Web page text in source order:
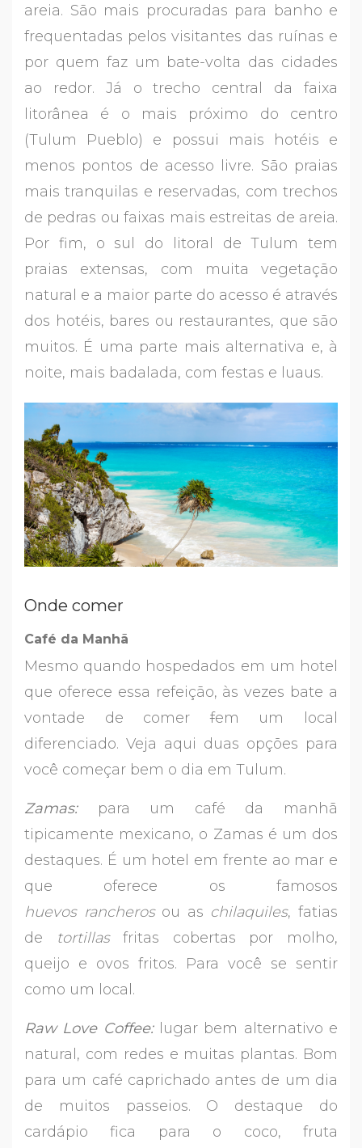
areia. São mais procuradas para banho e
frequentadas pelos visitantes das ruínas e
por quem faz um bate-volta das cidades
ao redor. Já o trecho central da faixa
litorânea é o mais próximo do centro
(Tulum Pueblo) e possui mais hotéis e
menos pontos de acesso livre. São praias
mais tranquilas e reservadas, com trechos
de pedras ou faixas mais estreitas de areia.
Por fim, o sul do litoral de Tulum tem
praias extensas, com muita vegetação
natural e a maior parte do acesso é através
dos hotéis, bares ou restaurantes, que são
muitos. É uma parte mais alternativa e, à
noite, mais badalada, com festas e luaus.
Onde comer
Café da Manhã
Mesmo quando hospedados em um hotel
que oferece essa refeição, às vezes bate a
vontade de comerfem um local
diferenciado. Veja aqui duas opções para
você começar bem o dia em Tulum.
Zamas:para um café da manhã
tipicamente mexicano, o Zamas é um dos
destaques. É um hotel em frente ao mar e
que oferece os famosos
huevos rancheros ou as chilaquiles, fatias
de
tortillasfritas cobertas por molho,
queijo e ovos fritos. Para você se sentir
como um local.
Raw Love Coffee:lugar bem alternativo e
natural, com redes e muitas plantas. Bom
para um café caprichado antes de um dia
de muitos passeios. O destaque do
cardápio fica para o coco, fruta